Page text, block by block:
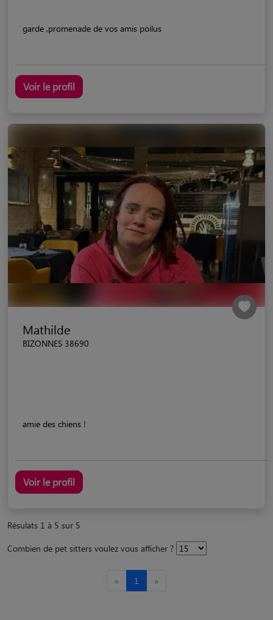
garde ,promenade de vos amis poilus
Voir le profil
Mathilde
BIZONNES 38690
amie des chiens !
Voir le profil
Résulats 1 à 5 sur 5
Combien de pet sitters voulez vous afficher ?
« 1 »